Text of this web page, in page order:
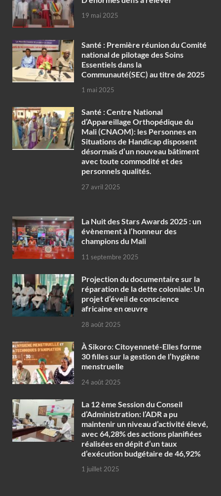
19 mai 2025
Santé : Première réunion du Comité
national de pilotage des Soins
Essentiels dans la
Communauté(SEC) au titre de 2025
1 mai 2025
Santé : Centre National
d’Appareillage Orthopédique du
Mali (CNAOM): les Personnes en
Situations de Handicap disposent
désormais d’un nouveau bâtiment
avec toute commodité et des
personnels qualités.
27 avril 2025
‎La Nuit des Stars Awards 2025 : un
évènement à l’honneur des
champions du Mali
11 septembre 2025
Projection du documentaire sur la
réparation de la dette coloniale: Un
projet d’éveil de conscience
africaine en œuvre‎
28 août 2025
À Sikoro: Citoyenneté-Elles forme
30 filles sur la gestion de l’hygiène
menstruelle
24 août 2025
La 12 ème Session du Conseil
d’Administration: l’ADR a pu
maintenir un niveau d’activité élevé,
avec 64,28% des actions planifiées
réalisées en dépit d’un taux
d’exécution budgétaire de 46,92%
1 juillet 2025